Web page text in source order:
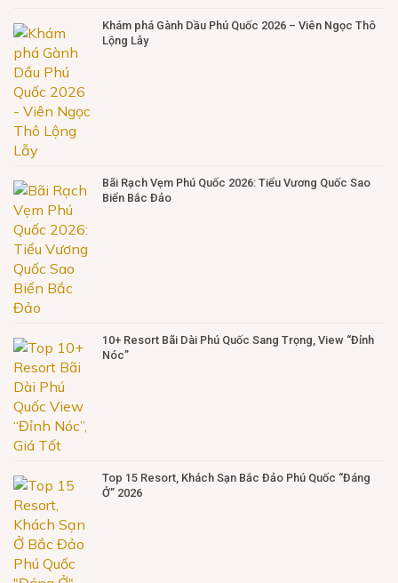
Khám phá Gành Dầu Phú Quốc 2026 – Viên Ngọc Thô
Lộng Lẫy
Bãi Rạch Vẹm Phú Quốc 2026: Tiểu Vương Quốc Sao
Biển Bắc Đảo
10+ Resort Bãi Dài Phú Quốc Sang Trọng, View “Đỉnh
Nóc”
Top 15 Resort, Khách Sạn Bắc Đảo Phú Quốc “Đáng
Ở” 2026